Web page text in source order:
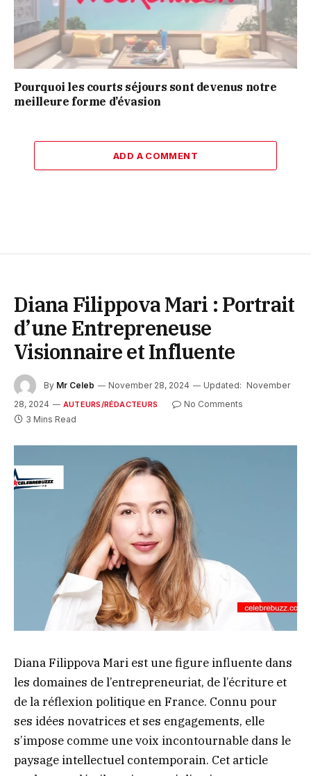
Pourquoi les courts séjours sont devenus notre
meilleure forme d’évasion
ADD A COMMENT
Diana Filippova Mari : Portrait
d’une Entrepreneuse
Visionnaire et Influente
By Mr Celeb November 28, 2024 Updated: November
28, 2024
AUTEURS/RÉDACTEURS
No Comments
3 Mins Read
Diana Filippova Mari est une figure influente dans
les domaines de l’entrepreneuriat, de l’écriture et
de la réflexion politique en France. Connu pour
ses idées novatrices et ses engagements, elle
s’impose comme une voix incontournable dans le
paysage intellectuel contemporain. Cet article